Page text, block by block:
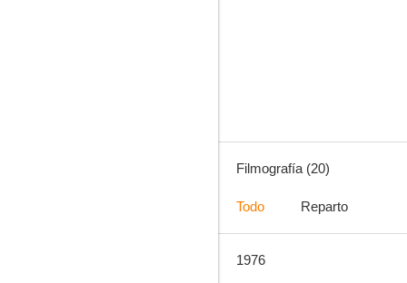
Filmografía (20)
Todo Reparto
1976